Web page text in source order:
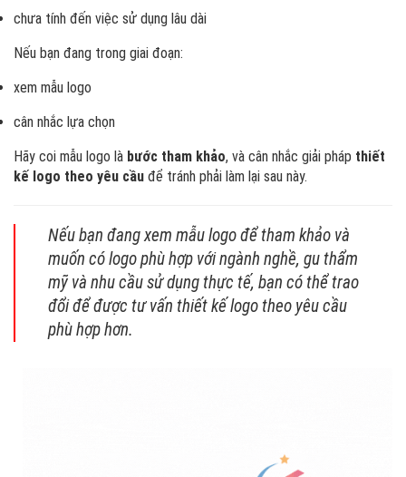
chưa tính đến việc sử dụng lâu dài
Nếu bạn đang trong giai đoạn:
xem mẫu logo
cân nhắc lựa chọn
Hãy coi mẫu logo là bước tham khảo, và cân nhắc giải pháp thiết
kế logo theo yêu cầu để tránh phải làm lại sau này.
Nếu bạn đang xem mẫu logo để tham khảo và
muốn có logo phù hợp với ngành nghề, gu thẩm
mỹ và nhu cầu sử dụng thực tế, bạn có thể trao
đổi để được tư vấn thiết kế logo theo yêu cầu
phù hợp hơn.